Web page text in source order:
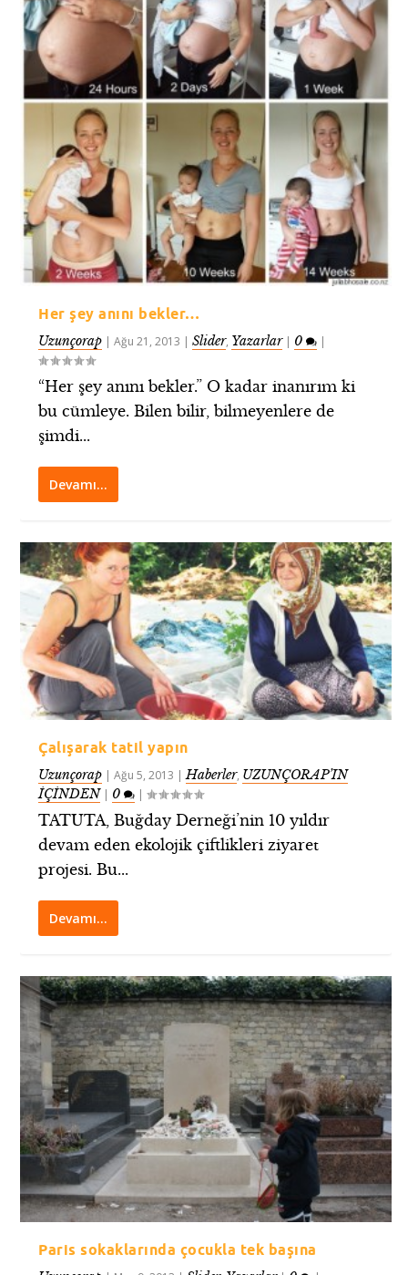
Her şey anını bekler…
Uzunçorap |Ağu 21, 2013 |Slider, Yazarlar| 0
“Her şey anını bekler.” O kadar inanırım ki
bu cümleye. Bilen bilir, bilmeyenlere de
şimdi...
Devamı…
Çalışarak tatil yapın
Uzunçorap |Ağu 5, 2013 |Haberler, UZUNÇORAP’IN
İÇİNDEN| 0 |
TATUTA, Buğday Derneği’nin 10 yıldır
devam eden ekolojik çiftlikleri ziyaret
projesi. Bu...
Devamı…
Paris sokaklarında çocukla tek başına